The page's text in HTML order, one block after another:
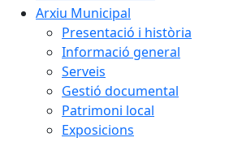
Arxiu Municipal
Presentació i història
Informació general
Serveis
Gestió documental
Patrimoni local
Exposicions